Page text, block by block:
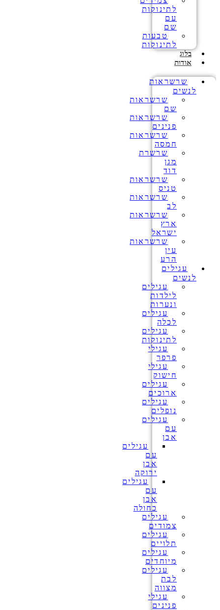
לתינוקות
עם
שם
טבעות
לתינוקות
בלוג
אודות
שרשראות
לנשים
שרשראות
שם
שרשראות
פנינים
שרשראות
חמסה
שרשרת
מגן
דוד
שרשראות
טניס
שרשראות
לב
שרשראות
ארץ
ישראל
שרשראות
עין
הרע
עגילים
לנשים
עגילים
לילדות
ונערות
עגילים
לכלה
עגילים
לתינוקות
עגילי
פרפר
עגילי
חישוק
עגילים
ארוכים
עגילים
נופלים
עגילים
עם
אבן
עגילים
עם
אבן
ירוקה
עגילים
עם
אבן
כחולה
עגילים
צמודים
עגילים
תלויים
עגילים
מיוחדים
עגילים
לבת
מצווה
עגילי
פנינים